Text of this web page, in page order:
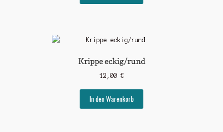
Krippe eckig/rund
12,00 €
In den Warenkorb